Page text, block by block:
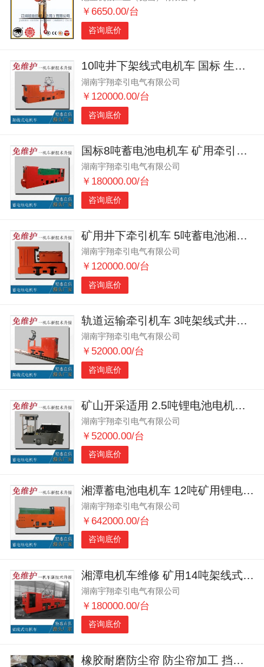
￥6650.00/台
咨询底价
10吨井下架线式电机车 国标 生产厂家供应
湖南宇翔牵引电气有限公司
￥120000.00/台
咨询底价
国标8吨蓄电池电机车 矿用牵引机车 轨距可选 运载能力大
湖南宇翔牵引电气有限公司
￥180000.00/台
咨询底价
矿用井下牵引机车 5吨蓄电池湘潭电机车
湖南宇翔牵引电气有限公司
￥120000.00/台
咨询底价
轨道运输牵引机车 3吨架线式井下电机车 湘潭牵引机车
湖南宇翔牵引电气有限公司
￥52000.00/台
咨询底价
矿山开采适用 2.5吨锂电池电机车 井下牵引机车
湖南宇翔牵引电气有限公司
￥52000.00/台
咨询底价
湘潭蓄电池电机车 12吨矿用锂电池电机车 井下牵引机车
湖南宇翔牵引电气有限公司
￥642000.00/台
咨询底价
湘潭电机车维修 矿用14吨架线式电机车 电机车厂家供应
湖南宇翔牵引电气有限公司
￥180000.00/台
咨询底价
橡胶耐磨防尘帘 防尘帘加工 挡煤帘密封效果好